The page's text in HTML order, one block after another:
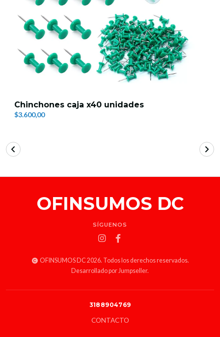
Chinchones caja x40 unidades
$3.600,00
OFINSUMOS DC
SÍGUENOS
OFINSUMOS DC 2026. Todos los derechos reservados.
Desarrollado por Jumpseller.
3188904769
CONTACTO